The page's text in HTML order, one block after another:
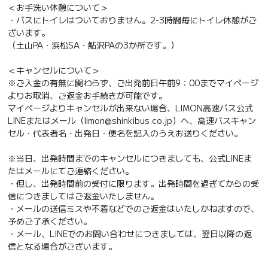
＜お手洗い休憩について＞
・バスにトイレはついておりません。2-3時間毎にトイレ休憩がご
ざいます。
（土山PA・浜松SA・鮎沢PAの3か所です。）
＜キャンセルについて＞
※ご入金の有無に関わらず、ご出発前日午前9：00までマイページ
よりお取消、ご返金お手続きが可能です。
マイページよりキャンセルが出来ない場合、LIMON高速バス公式
LINEまたはメール（limon@shinkibus.co.jp）へ、高速バスキャン
セル・代表者名・出発日・便名を記入のうえお送りください。
※当日、出発時間までのキャンセルにつきましても、公式LINEま
たはメールにてご連絡ください。
・但し、出発時間前の受付に限ります。出発時間を過ぎてからの受
信につきましてはご返金いたしません。
・メールの送信ミスや不着などでのご返金はいたしかねますので、
予めご了承ください。
・メール、LINEでのお問い合わせにつきましては、翌日以降の返
信となる場合がございます。